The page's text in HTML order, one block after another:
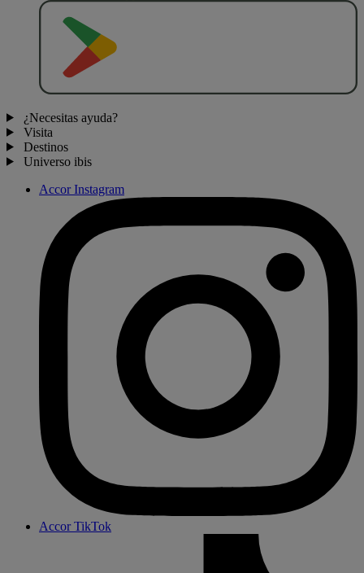
¿Necesitas ayuda?
Visita
Destinos
Universo ibis
Accor Instagram
Accor TikTok